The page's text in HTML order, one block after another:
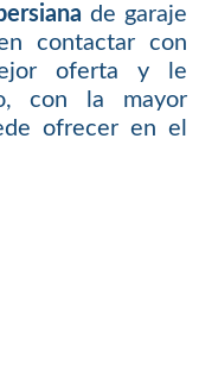
de garaje
contactar con
oferta y le
con la mayor
ofrecer en el